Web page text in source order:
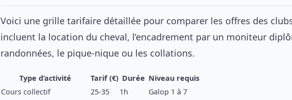
Voici une grille tarifaire détaillée pour comparer les offres des
incluent la location du cheval, l’encadrement par un moniteur
randonnées, le pique-nique ou les collations.
Type d’activité Tarif (€) Durée Niveau requis
Cours collectif
25-35 1h
Galop 1 à 7